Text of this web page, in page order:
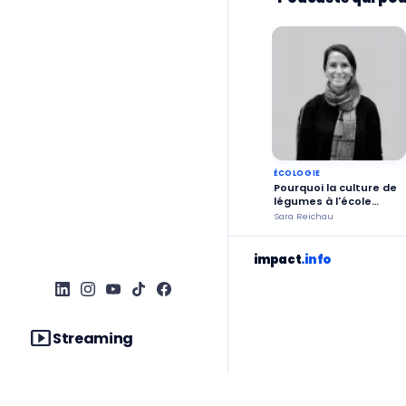
smart_displayStreaming
ÉCOLOGIE
Pourquoi la culture de
légumes à l'école
rend-elle la société
Sara Reichau
impact.info